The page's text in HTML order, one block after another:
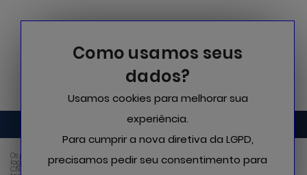
Como usamos seus
dados?
Usamos cookies para melhorar sua
experiência.
Para cumprir a nova diretiva da LGPD,
precisamos pedir seu consentimento para
Os produtos comercializados nesta loja on-line são vendidos e distribuídos via
logística pela empresa INFYNYTY 2018 PRODUTOS CORRELATOS PARA SAUDE LTDA com
CNPJ 30.880.958/0001-85. A responsabilidade comercial, logística e fiscal referente a